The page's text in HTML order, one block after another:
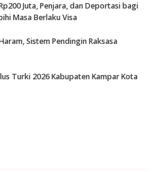
Juta, Penjara, dan Deportasi bagi
Masa Berlaku Visa
Sistem Pendingin Raksasa
Turki 2026 Kabupaten Kampar Kota